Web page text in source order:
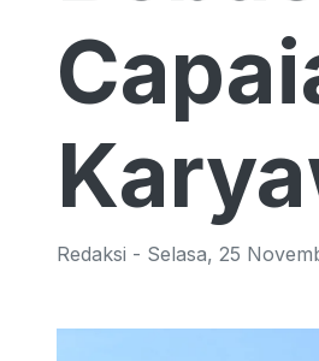
Redaksi - Selasa, 25